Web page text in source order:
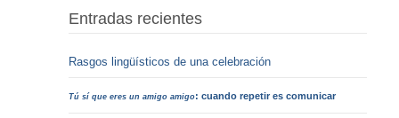
Entradas recientes
Rasgos lingüísticos de una celebración
Tú sí que eres un amigo amigo: cuando repetir es comunicar